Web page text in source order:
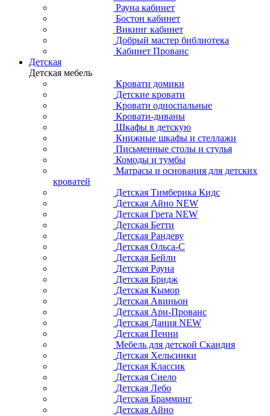
Рауна кабинет
Бостон кабинет
Викинг кабинет
Добрый мастер библиотека
Кабинет Прованс
Детская
Детская мебель
Кровати домики
Детские кровати
Кровати односпальные
Кровати-диваны
Шкафы в детскую
Книжные шкафы и стеллажи
Письменные столы и стулья
Комоды и тумбы
Матрасы и основания для детских
кроватей
Детская Тимберика Кидс
Детская Айно NEW
Детская Грета NEW
Детская Бетти
Детская Рандеву
Детская Ольса-С
Детская Бейли
Детская Рауна
Детская Бридж
Детская Кымор
Детская Авиньон
Детская Ари-Прованс
Детская Дания NEW
Детская Пенни
Мебель для детской Скандия
Детская Хельсинки
Детская Классик
Детская Сиело
Детская Лебо
Детская Брамминг
Детская Айно